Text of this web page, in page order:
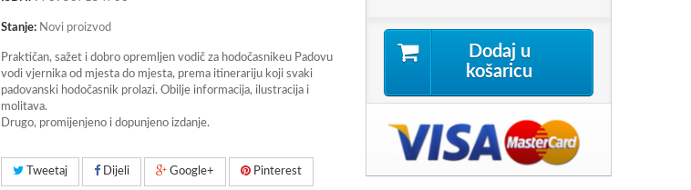
Stanje: Novi proizvod
Praktičan, sažet i dobro opremljen vodič za hodočasnikeu Padovu
vodi vjernika od mjesta do mjesta, prema itinerariju koji svaki
padovanski hodočasnik prolazi. Obilje informacija, ilustracija i
molitava.
Drugo, promijenjeno i dopunjeno izdanje.
Tweetaj Dijeli Google+ Pinterest
Dodaj u
košaricu